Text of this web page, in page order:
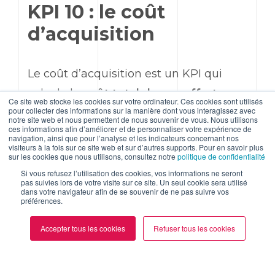
Ce site web stocke les cookies sur votre ordinateur. Ces cookies sont utilisés
pour collecter des informations sur la manière dont vous interagissez avec
notre site web et nous permettent de nous souvenir de vous. Nous utilisons
ces informations afin d’améliorer et de personnaliser votre expérience de
navigation, ainsi que pour l’analyse et les indicateurs concernant nos
visiteurs à la fois sur ce site web et sur d’autres supports. Pour en savoir plus
sur les cookies que nous utilisons, consultez notre politique de confidentialité
Si vous refusez l’utilisation des cookies, vos informations ne seront
pas suivies lors de votre visite sur ce site. Un seul cookie sera utilisé
dans votre navigateur afin de se souvenir de ne pas suivre vos
préférences.
Accepter tous les cookies Refuser tous les cookies
KPI 10 : le coût
d’acquisition
Le coût d’acquisition est un KPI qui
calcule lecoût total de vos efforts
marketingen fonction du nombre de
conversions. Il sert donc à mesurer la
rentabilité de vos stratégies de
marketingdigital et à voir combien
vous dépensez pour acquérir un client.
Si avoir un taux de conversion